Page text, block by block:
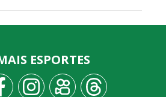
ESPORTES